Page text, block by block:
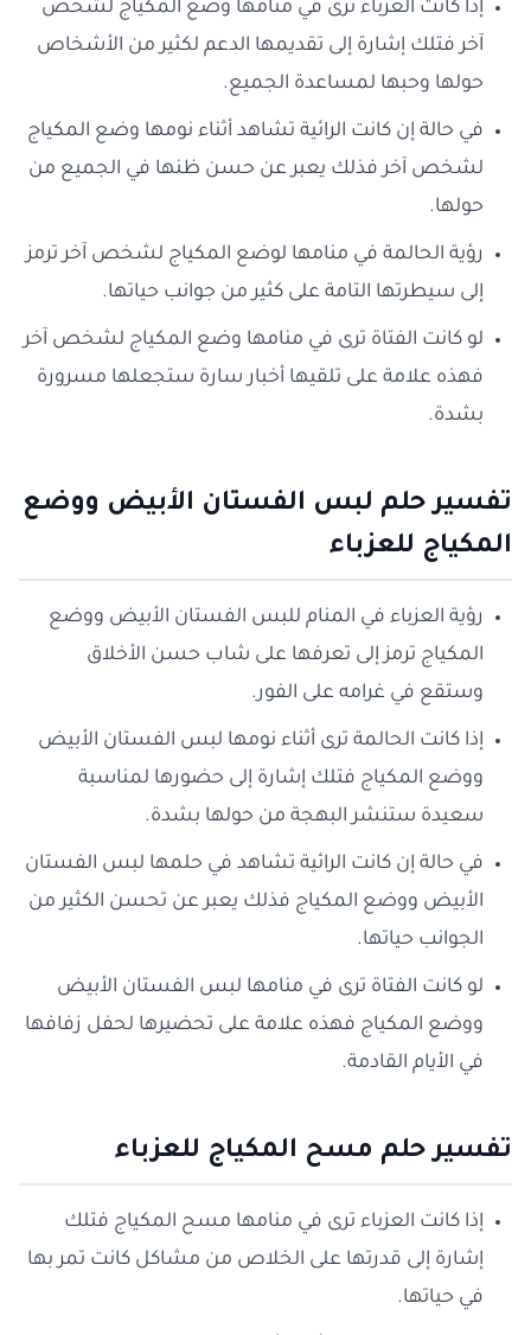
إذا كانت العزباء ترى في منامها وضع المكياج لشخص
آخر فتلك إشارة إلى تقديمها الدعم لكثير من الأشخاص
حولها وحبها لمساعدة الجميع.
في حالة إن كانت الرائية تشاهد أثناء نومها وضع المكياج
لشخص آخر فذلك يعبر عن حسن ظنها في الجميع من
حولها.
رؤية الحالمة في منامها لوضع المكياج لشخص آخر ترمز
إلى سيطرتها التامة على كثير من جوانب حياتها.
لو كانت الفتاة ترى في منامها وضع المكياج لشخص آخر
فهذه علامة على تلقيها أخبار سارة ستجعلها مسرورة
بشدة.
تفسير حلم لبس الفستان الأبيض ووضع
المكياج للعزباء
رؤية العزباء في المنام للبس الفستان الأبيض ووضع
المكياج ترمز إلى تعرفها على شاب حسن الأخلاق
وستقع في غرامه على الفور.
إذا كانت الحالمة ترى أثناء نومها لبس الفستان الأبيض
ووضع المكياج فتلك إشارة إلى حضورها لمناسبة
سعيدة ستنشر البهجة من حولها بشدة.
في حالة إن كانت الرائية تشاهد في حلمها لبس الفستان
الأبيض ووضع المكياج فذلك يعبر عن تحسن الكثير من
الجوانب حياتها.
لو كانت الفتاة ترى في منامها لبس الفستان الأبيض
ووضع المكياج فهذه علامة على تحضيرها لحفل زفافها
في الأيام القادمة.
تفسير حلم مسح المكياج للعزباء
إذا كانت العزباء ترى في منامها مسح المكياج فتلك
إشارة إلى قدرتها على الخلاص من مشاكل كانت تمر بها
في حياتها.